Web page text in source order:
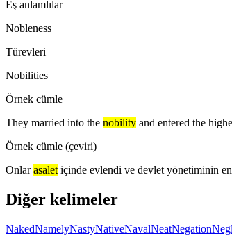
Eş anlamlılar
Nobleness
Türevleri
Nobilities
Örnek cümle
They married into the nobility and entered the
Örnek cümle (çeviri)
Onlar asalet içinde evlendi ve devlet yönetiminin en
Diğer kelimeler
NakedNamelyNastyNativeNavalNeatNegation